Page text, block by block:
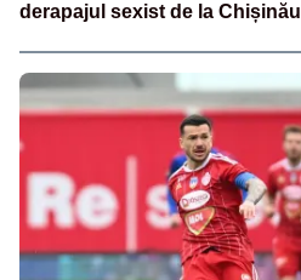
derapajul sexist de la Chișinău